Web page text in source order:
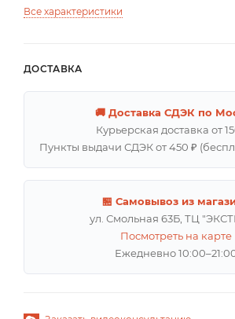
Все характеристики
ДОСТАВКА
🚚 Доставка СДЭК по
Курьерская доставка от
Пункты выдачи СДЭК от 450 ₽
🏪 Самовывоз из
ул. Смольная 63Б, ТЦ
Посмотреть на карте
Ежедневно